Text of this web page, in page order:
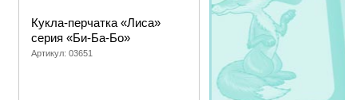
Кукла-перчатка «Лиса»
серия «Би-Ба-Бо»
Артикул: 03651